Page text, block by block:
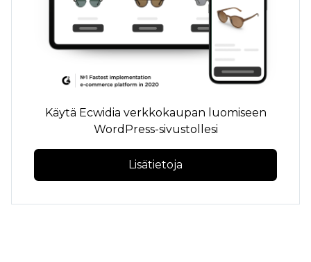
Käytä Ecwidia verkkokaupan luomiseen
WordPress-sivustollesi
Lisätietoja